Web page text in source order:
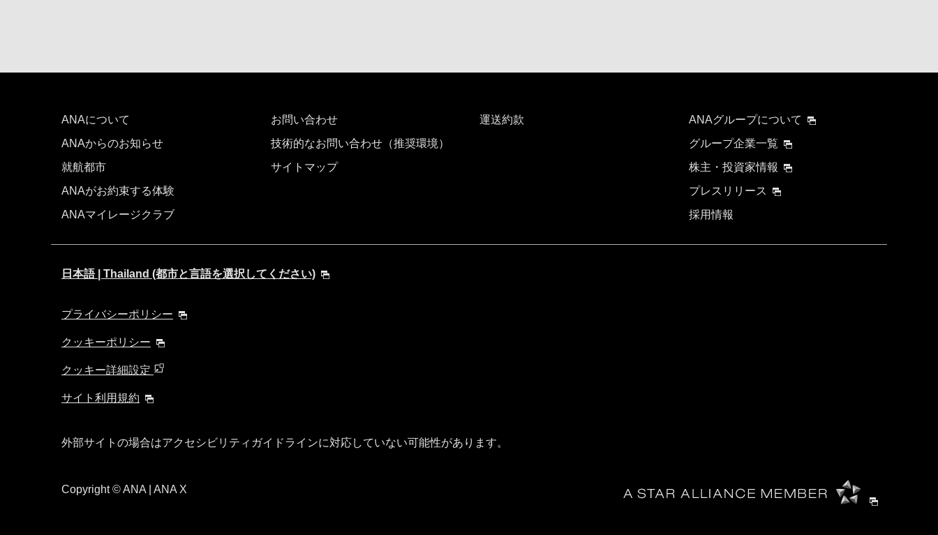
ANAについて
ANAからのお知らせ
就航都市
ANAがお約束する体験
ANAマイレージクラブ
お問い合わせ
技術的なお問い合わせ（推奨環境）
サイトマップ
運送約款
ANAグループについて
グループ企業一覧
株主・投資家情報
プレスリリース
採用情報
日本語 | Thailand (都市と言語を選択してください)
プライバシーポリシー
クッキーポリシー
クッキー詳細設定
サイト利用規約
外部サイトの場合はアクセシビリティガイドラインに対応していない可能性があります。
Copyright© ANA | ANA X